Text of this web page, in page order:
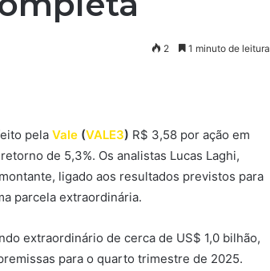
2 1 minuto de leitura
pela Vale (VALE3) R$ 3,58 por ação em
de 5,3%. Os analistas Lucas Laghi,
ligado aos resultados previstos para
parcela extraordinária.
extraordinário de cerca de US$ 1,0 bilhão,
para o quarto trimestre de 2025.